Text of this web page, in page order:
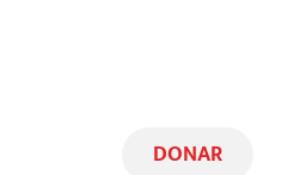
DONAR